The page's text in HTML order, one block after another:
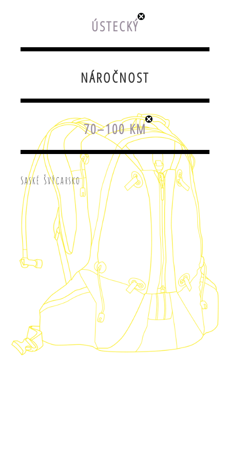
ÚSTECKÝ
NÁROČNOST
70–100 KM
Saské Švýcarsko